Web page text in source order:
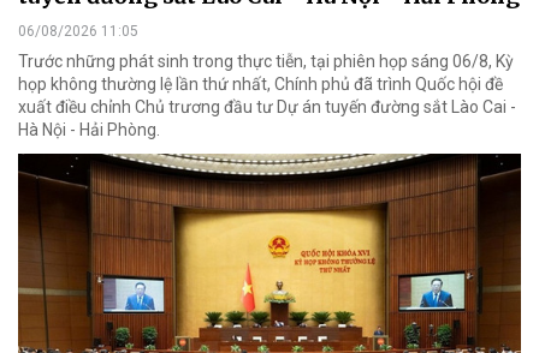
06/08/2026 11:05
Trước những phát sinh trong thực tiễn, tại phiên họp sáng 06/8, Kỳ
họp không thường lệ lần thứ nhất, Chính phủ đã trình Quốc hội đề
xuất điều chỉnh Chủ trương đầu tư Dự án tuyến đường sắt Lào Cai -
Hà Nội - Hải Phòng.